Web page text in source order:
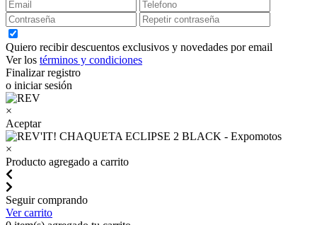
Quiero recibir descuentos exclusivos y novedades por email
Ver los términos y condiciones
Finalizar registro
o iniciar sesión
×
Aceptar
×
Producto agregado a carrito
Seguir comprando
Ver carrito